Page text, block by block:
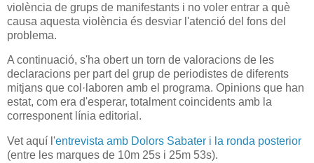
violència de grups de manifestants i no voler entrar a què
causa aquesta violència és desviar l'atenció del fons del
problema.
A continuació, s'ha obert un torn de valoracions de les
declaracions per part del grup de periodistes de diferents
mitjans que col·laboren amb el programa. Opinions que han
estat, com era d'esperar, totalment coincidents amb la
corresponent línia editorial.
Vet aquí l'entrevista amb Dolors Sabater i la ronda posterior
(entre les marques de 10m 25s i 25m 53s).